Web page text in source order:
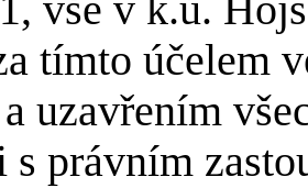
vše v k.ú.
tímto účelem
uzavřením
s právním